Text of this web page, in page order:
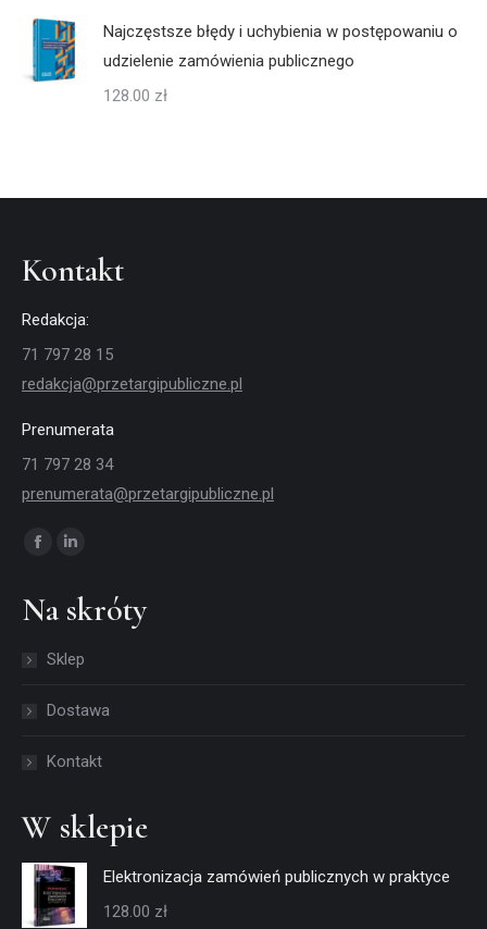
Najczęstsze błędy i uchybienia w postępowaniu o
udzielenie zamówienia publicznego
128.00 zł
Kontakt
Redakcja:
71 797 28 15
redakcja@przetargipubliczne.pl
Prenumerata
71 797 28 34
prenumerata@przetargipubliczne.pl
Znajdź nas na:
Facebook
opens
new
opens
new
Na skróty
Sklep
Dostawa
Kontakt
W sklepie
Elektronizacja zamówień publicznych w praktyce
128.00 zł